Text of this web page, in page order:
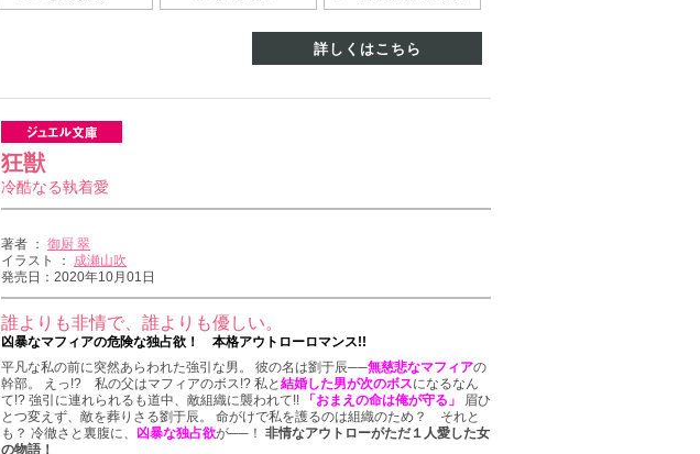
詳しくはこちら
狂獣
冷酷なる執着愛
著者 ： 御厨 翠
イラスト ： 成瀬山吹
発売日：2020年10月01日
誰よりも非情で、誰よりも優しい。
凶暴なマフィアの危険な独占欲！ 本格アウトローロマンス!!
平凡な私の前に突然あらわれた強引な男。 彼の名は劉于辰──無慈悲なマフィアの
幹部。 えっ!? 私の父はマフィアのボス!? 私と 結婚した男が次のボスになるなん
て!? 強引に連れられるも道中、敵組織に襲われて!!
「おまえの命は俺が守る」
眉ひ
とつ変えず、敵を葬りさる劉于辰。 命がけで私を護るのは組織のため？ それと
も？ 冷徹さと裏腹に、 凶暴な独占欲が──！ 非情なアウトローがただ１人愛した女
の物語！